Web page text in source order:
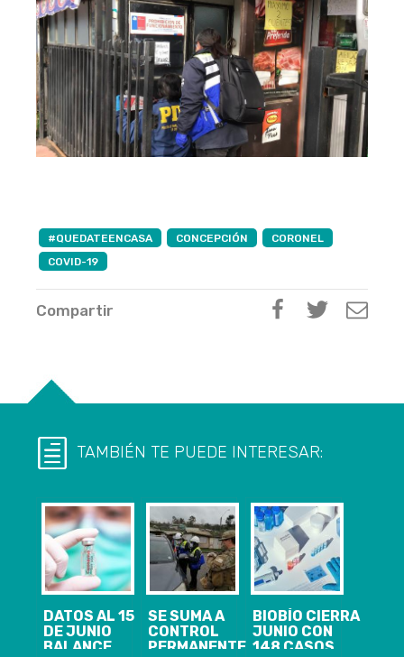
#QUEDATEENCASA CONCEPCIÓN
CORONEL
COVID-19
Compartir
TAMBIÉN TE PUEDE INTERESAR:
DATOS AL 15
DE JUNIO
BALANCE
SE SUMA A
CONTROL
PERMANENTE
BIOBÍO CIERRA
JUNIO CON
148 CASOS